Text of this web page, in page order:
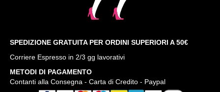
SPEDIZIONE GRATUITA PER ORDINI SUPERIORI A 50€
Corriere Espresso in 2/3 gg lavorativi
METODI DI PAGAMENTO
Contanti alla Consegna - Carta di Credito - Paypal